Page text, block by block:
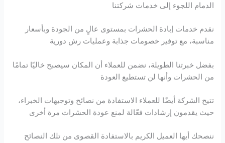
الدمام اللجوء إلى خدمات شركتنا
نقدم خدمات إبادة الحشرات بمستوى عالٍ من الجودة وبأسعار
مناسبة، مع توفير خصومات جذابة وعمليات رش دورية
بفضل خبرتنا الطويلة، نضمن للعملاء أن المكان سيصبح خاليًا تمامًا
من الحشرات وأنها لن تستطيع العودة
تتيح الشركة أيضًا للعملاء الاستفادة من نصائح وتوجيهات الخبراء،
حيث يقدمون إرشادات فعّالة لمنع عودة الحشرات مرة أخرى
ننصحك أيها العميل الكريم بالاستفادة القصوى من تلك النصائح